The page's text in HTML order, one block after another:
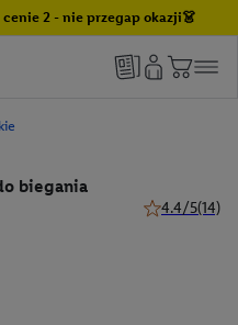
2 - nie przegap okazji👗
biegania
4.4/5(14)